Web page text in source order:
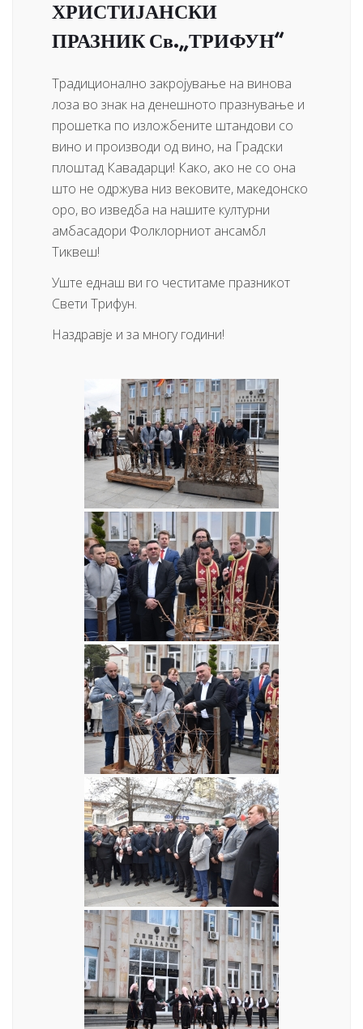
ХРИСТИЈАНСКИ
ПРАЗНИК Св.„ТРИФУН“
Традиционално закројување на винова
лоза во знак на денешното празнување и
прошетка по изложбените штандови со
вино и производи од вино, на Градски
плоштад Кавадарци! Како, ако не со она
што не одржува низ вековите, македонско
оро, во изведба на нашите културни
амбасадори Фолклорниот ансамбл
Тиквеш!
Уште еднаш ви го честитаме празникот
Свети Трифун.
Наздравје и за многу години!